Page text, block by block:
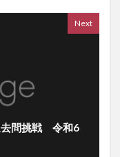
Next
去問挑戦 令和6